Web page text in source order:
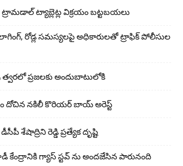
ట్యాబ్లెట్ల విక్రయం బట్టబయలు
రోడ్ల సమస్యలపై అధికారులతో ట్రాఫిక్ పోలీసుల
త్వరలో ప్రజలకు అందుబాటులోకి
దోచిన నకిలీ కొరియర్ బాయ్ అరెస్ట్
శేషాద్రిని రెడ్డి ప్రత్యేక దృష్టి
గ్యాస్ స్టవ్ ను అందజేసిన పారునంది